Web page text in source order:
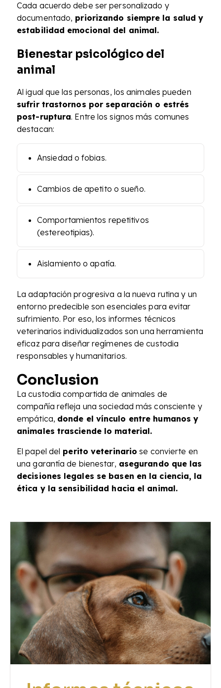
Cada acuerdo debe ser personalizado y
documentado, priorizando siempre la salud y
estabilidad emocional del animal.
Bienestar psicológico del
animal
Al igual que las personas, los animales pueden
sufrir trastornos por separación o estrés
post-ruptura. Entre los signos más comunes
destacan:
Ansiedad o fobias.
Cambios de apetito o sueño.
Comportamientos repetitivos
(estereotipias).
Aislamiento o apatía.
La adaptación progresiva a la nueva rutina y un
entorno predecible son esenciales para evitar
sufrimiento. Por eso, los informes técnicos
veterinarios individualizados son una herramienta
eficaz para diseñar regímenes de custodia
responsables y humanitarios.
Conclusion
La custodia compartida de animales de
compañía refleja una sociedad más consciente y
empática, donde el vínculo entre humanos y
animales trasciende lo material.
El papel del perito veterinario se convierte en
una garantía de bienestar, asegurando que las
decisiones legales se basen en la ciencia, la
ética y la sensibilidad hacia el animal.